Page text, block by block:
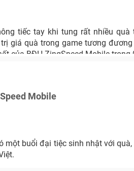
tiếc tay khi tung rất nhiều quà
giá quà trong game tương
của BĐH ZingSpeed Mobile trong
Mobile
một buổi đại tiệc sinh nhật với quà,